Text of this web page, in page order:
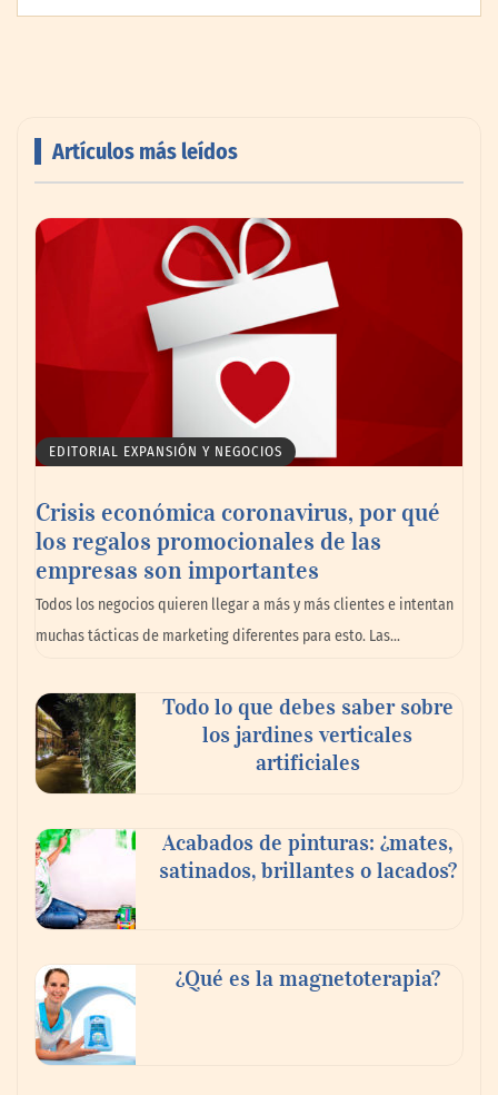
impulsando la colaboración en el sector
La omnicanalidad redefine la forma de
planear viajes en México
buscan proyectar talento mexicano y
fortalecer el turismo médico
Artículos más leídos
EDITORIAL EXPANSIÓN Y NEGOCIOS
Crisis económica coronavirus, por qué
los regalos promocionales de las
empresas son importantes
Todos los negocios quieren llegar a más y más clientes e intentan
muchas tácticas de marketing diferentes para esto. Las…
Todo lo que debes saber sobre
los jardines verticales
artificiales
Acabados de pinturas: ¿mates,
satinados, brillantes o lacados?
¿Qué es la magnetoterapia?